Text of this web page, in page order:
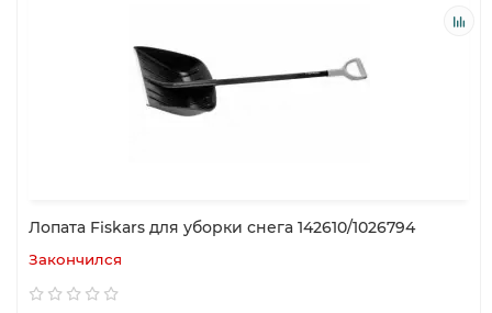
Лопата Fiskars для уборки снега 142610/1026794
Закончился